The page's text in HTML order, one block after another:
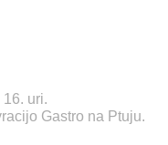
uri.
Gastro na Ptuju.